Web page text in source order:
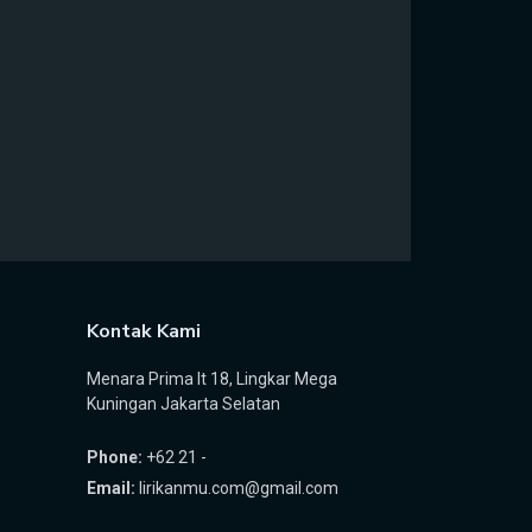
Kontak Kami
Menara Prima lt 18, Lingkar Mega
Kuningan Jakarta Selatan
Phone: +62 21 -
Email: lirikanmu.com@gmail.com